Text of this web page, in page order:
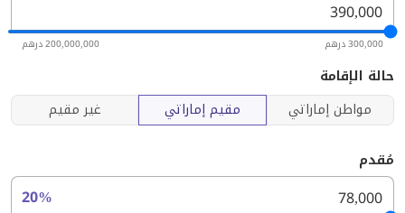
300,000 درهم 200,000,000 درهم
حالة الإقامة
مواطن إماراتي
مقيم إماراتي غير مقيم
مُقدم
20%